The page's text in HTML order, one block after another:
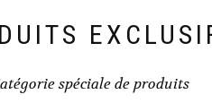
spéciale de produits